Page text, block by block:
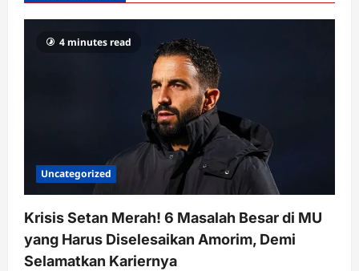
g
4 minutes read
Uncategorized
Krisis Setan Merah! 6 Masalah Besar di MU
yang Harus Diselesaikan Amorim, Demi
Selamatkan Kariernya